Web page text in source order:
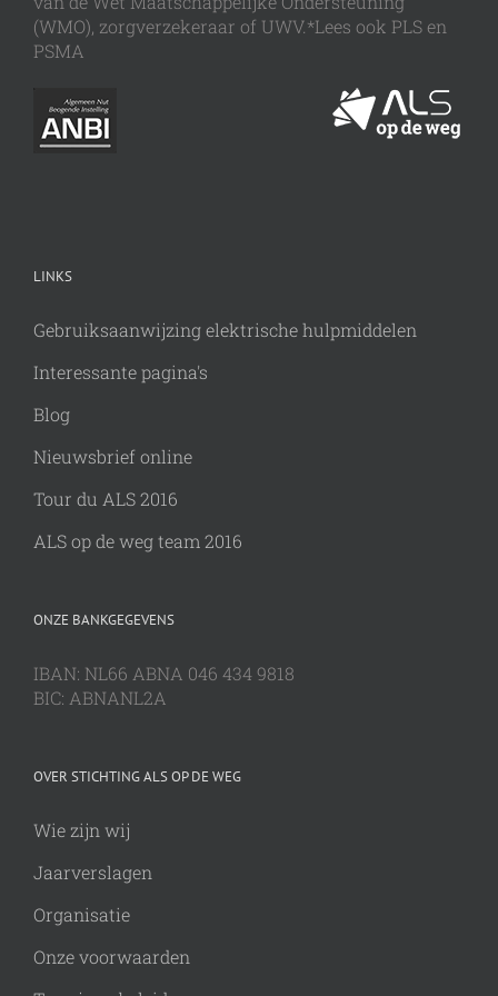
(WMO), zorgverzekeraar of UWV.*Lees ook PLS en
PSMA
LINKS
Gebruiksaanwijzing elektrische hulpmiddelen
Interessante pagina's
Blog
Nieuwsbrief online
Tour du ALS 2016
ALS op de weg team 2016
ONZE BANKGEGEVENS
IBAN: NL66 ABNA 046 434 9818
BIC: ABNANL2A
OVER STICHTING ALS OP DE WEG
Wie zijn wij
Jaarverslagen
Organisatie
Onze voorwaarden